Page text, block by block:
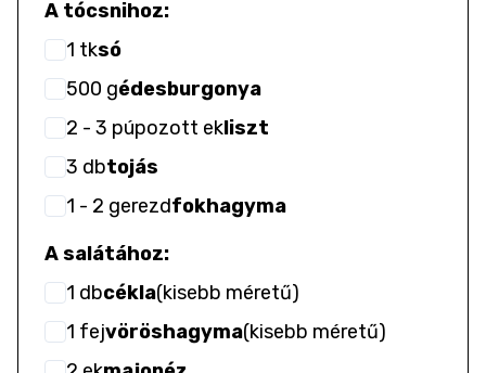
A tócsnihoz:
1 tksó
500 gédesburgonya
2 - 3 púpozott ekliszt
3 dbtojás
1 - 2 gerezdfokhagyma
A salátához:
1 dbcékla(kisebb méretű)
1 fejvöröshagyma(kisebb méretű)